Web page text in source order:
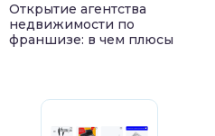
Открытие агентства
недвижимости по
франшизе: в чем плюсы